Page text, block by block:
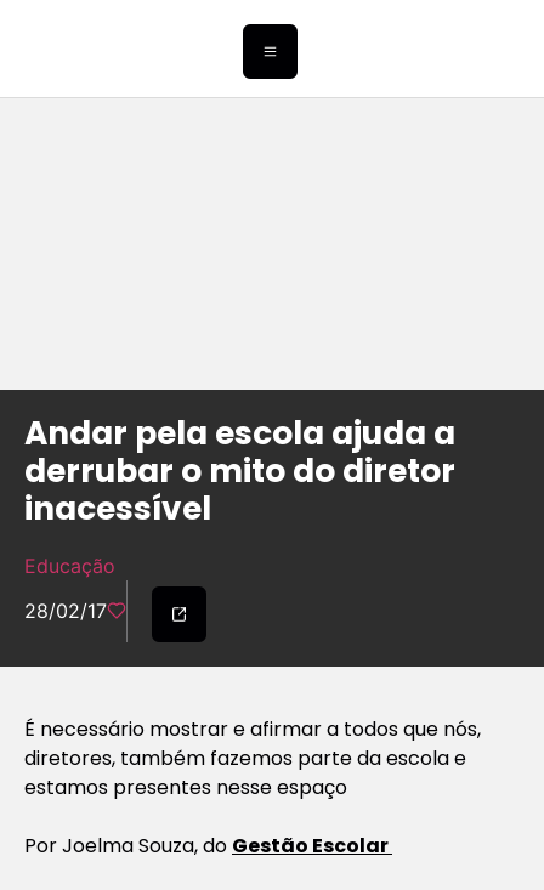
Andar pela escola ajuda a
derrubar o mito do diretor
inacessível
Educação
28/02/17
É necessário mostrar e afirmar a todos que nós,
diretores, também fazemos parte da escola e
estamos presentes nesse espaço
PorJoelma Souza, do Gestão Escolar